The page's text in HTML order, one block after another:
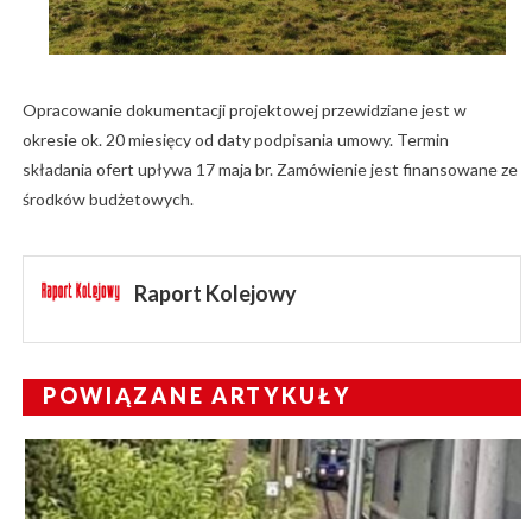
Opracowanie dokumentacji projektowej przewidziane jest w
okresie ok. 20 miesięcy od daty podpisania umowy. Termin
składania ofert upływa 17 maja br. Zamówienie jest finansowane ze
środków budżetowych.
Raport Kolejowy
POWIĄZANE ARTYKUŁY